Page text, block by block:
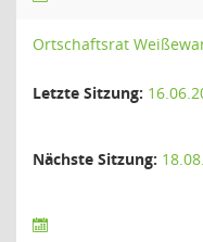
Ortschaftsrat
Letzte Sitzung:
Nächste Sitzung: